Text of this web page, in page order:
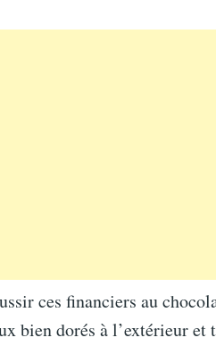
ces financiers au
bien dorés à l’extérieur et